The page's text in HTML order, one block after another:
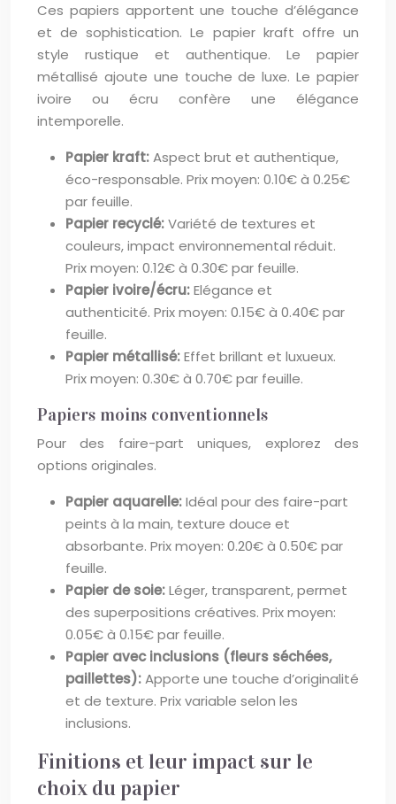
Ces papiers apportent une touche d’élégance
et de sophistication. Le papier kraft offre un
style rustique et authentique. Le papier
métallisé ajoute une touche de luxe. Le papier
ivoire ou écru confère une élégance
intemporelle.
Papier kraft:Aspect brut et authentique,
éco-responsable. Prix moyen: 0.10€ à 0.25€
par feuille.
Papier recyclé:Variété de textures et
couleurs, impact environnemental réduit.
Prix moyen: 0.12€ à 0.30€ par feuille.
Papier ivoire/écru:Elégance et
authenticité. Prix moyen: 0.15€ à 0.40€ par
feuille.
Papier métallisé:Effet brillant et luxueux.
Prix moyen: 0.30€ à 0.70€ par feuille.
Papiers moins conventionnels
Pour des faire-part uniques, explorez des
options originales.
Papier aquarelle:Idéal pour des faire-part
peints à la main, texture douce et
absorbante. Prix moyen: 0.20€ à 0.50€ par
feuille.
Papier de soie:Léger, transparent, permet
des superpositions créatives. Prix moyen:
0.05€ à 0.15€ par feuille.
Papier avec inclusions (fleurs séchées,
paillettes):Apporte une touche d’originalité
et de texture. Prix variable selon les
inclusions.
Finitions et leur impact sur le
choix du papier